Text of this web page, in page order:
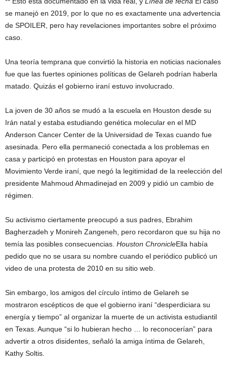
se manejó en 2019, por lo que no es exactamente una advertencia
de SPOILER, pero hay revelaciones importantes sobre el próximo
caso.
Una teoría temprana que convirtió la historia en noticias nacionales
fue que las fuertes opiniones políticas de Gelareh podrían haberla
matado. Quizás el gobierno iraní estuvo involucrado.
La joven de 30 años se mudó a la escuela en Houston desde su
Irán natal y estaba estudiando genética molecular en el MD
Anderson Cancer Center de la Universidad de Texas cuando fue
asesinada. Pero ella permaneció conectada a los problemas en
casa y participó en protestas en Houston para apoyar el
Movimiento Verde iraní, que negó la legitimidad de la reelección del
presidente Mahmoud Ahmadinejad en 2009 y pidió un cambio de
régimen.
Su activismo ciertamente preocupó a sus padres, Ebrahim
Bagherzadeh y Monireh Zangeneh, pero recordaron que su hija no
temía las posibles consecuencias. Houston ChronicleElla había
pedido que no se usara su nombre cuando el periódico publicó un
video de una protesta de 2010 en su sitio web.
Sin embargo, los amigos del círculo íntimo de Gelareh se
mostraron escépticos de que el gobierno iraní “desperdiciara su
energía y tiempo” al organizar la muerte de un activista estudiantil
en Texas. Aunque “si lo hubieran hecho … lo reconocerían” para
advertir a otros disidentes, señaló la amiga íntima de Gelareh,
Kathy Soltis.